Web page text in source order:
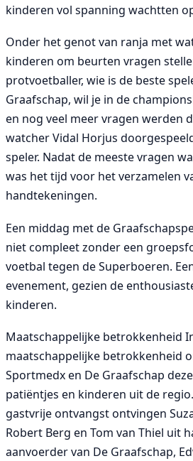
kinderen vol spanning wachtten
Onder het genot van ranja met
kinderen om beurten vragen
protvoetballer, wie is de beste
Graafschap, wil je in de
en nog veel meer vragen werden
watcher Vidal Horjus
speler. Nadat de meeste vragen
was het tijd voor het verzamelen
handtekeningen.
Een middag met de
niet compleet zonder een
voetbal tegen de Superboeren.
evenement, gezien de
kinderen.
Maatschappelijke betrokkenheid
maatschappelijke betrokkenheid
Sportmedx en De Graafschap
patiëntjes en kinderen uit de
gastvrije ontvangst ontvingen
Robert Berg en Tom van Thiel uit
aanvoerder van De Graafschap,